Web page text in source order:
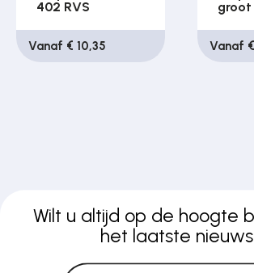
402 RVS
Vanaf € 10,35
groot
Vanaf
Wilt u altijd op de hoogte
het laatste